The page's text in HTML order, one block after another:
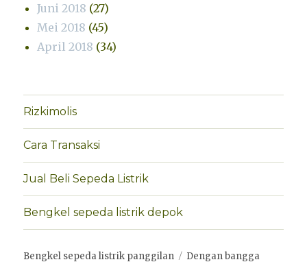
Juni 2018 (27)
Mei 2018 (45)
April 2018 (34)
Rizkimolis
Cara Transaksi
Jual Beli Sepeda Listrik
Bengkel sepeda listrik depok
Bengkel sepeda listrik panggilan Dengan bangga